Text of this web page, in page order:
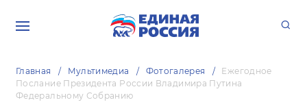
Главная Мультимедиа Фотогалерея
Ежегодное
Послание Президента России Владимира Путина
Федеральному Собранию